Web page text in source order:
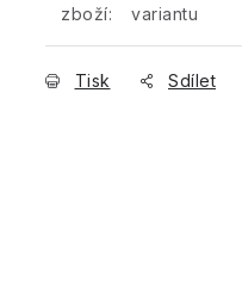
zboží:
variantu
Tisk Sdílet